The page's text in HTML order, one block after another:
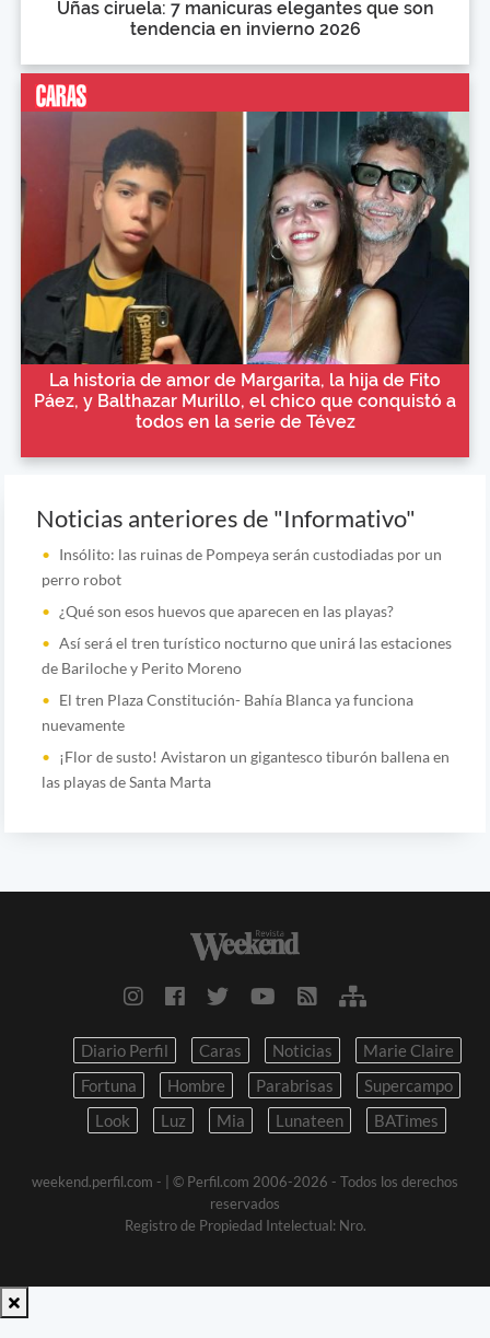
Uñas ciruela: 7 manicuras elegantes que son
tendencia en invierno 2026
La historia de amor de Margarita, la hija de Fito
Páez, y Balthazar Murillo, el chico que conquistó a
todos en la serie de Tévez
Noticias anteriores de "Informativo"
Insólito: las ruinas de Pompeya serán custodiadas por un
perro robot
¿Qué son esos huevos que aparecen en las playas?
Así será el tren turístico nocturno que unirá las estaciones
de Bariloche y Perito Moreno
El tren Plaza Constitución- Bahía Blanca ya funciona
nuevamente
¡Flor de susto! Avistaron un gigantesco tiburón ballena en
las playas de Santa Marta
Diario Perfil Caras Noticias
Marie Claire
Fortuna
Hombre Parabrisas
Supercampo
Look
Luz Mia Lunateen BATimes
weekend.perfil.com -
| © Perfil.com 2006-2026 - Todos los derechos
reservados
Registro de Propiedad Intelectual: Nro.